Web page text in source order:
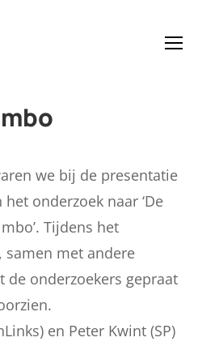
we bij de presentatie
onderzoek naar ‘De
Tijdens het
samen met andere
de onderzoekers gepraat
en Peter Kwint (SP)